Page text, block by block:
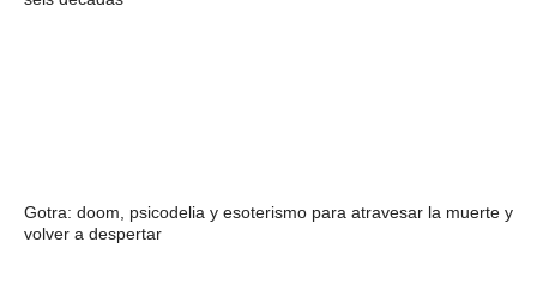
Gotra: doom, psicodelia y esoterismo para atravesar la muerte y
volver a despertar